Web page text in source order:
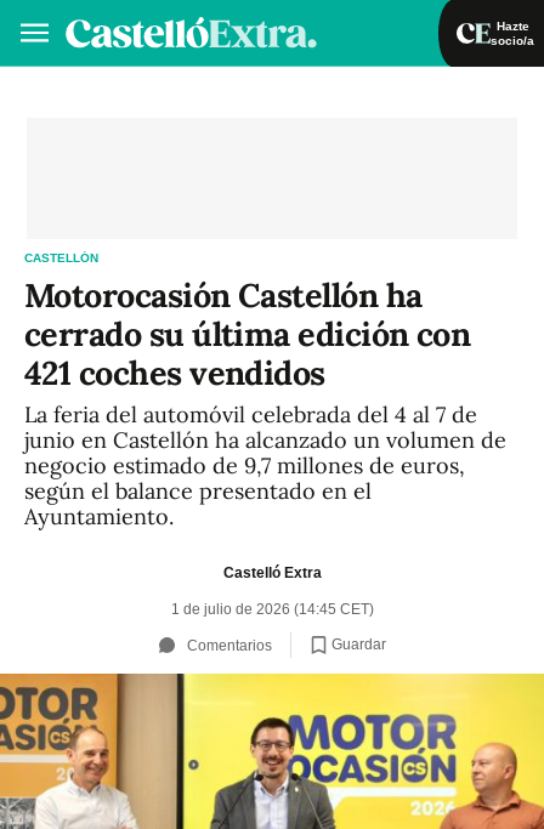
Hazte
socio/a
CASTELLÓN
Motorocasión Castellón ha
cerrado su última edición con
421 coches vendidos
La feria del automóvil celebrada del 4 al 7 de
junio en Castellón ha alcanzado un volumen de
negocio estimado de 9,7 millones de euros,
según el balance presentado en el
Ayuntamiento.
Castelló Extra
1 de julio de 2026 (14:45 CET)
Comentarios Guardar